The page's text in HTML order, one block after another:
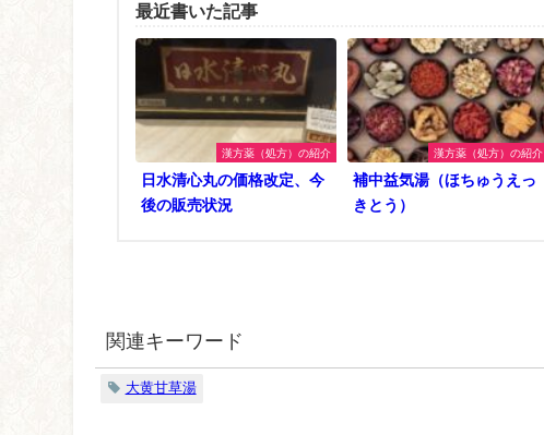
最近書いた記事
漢方薬（処方）の紹介
日水清心丸の価格改定、今
後の販売状況
漢方薬（処方）の紹介
補中益気湯（ほちゅうえっ
きとう）
関連キーワード
大黄甘草湯